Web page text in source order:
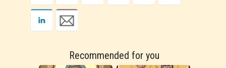
Recommended for you